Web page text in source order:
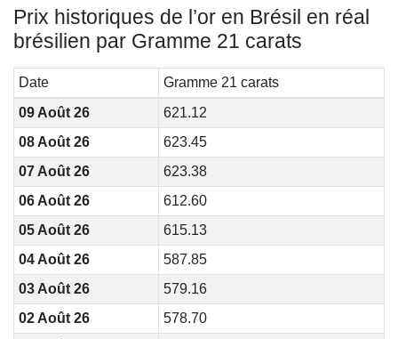
Prix historiques de l’or en Brésil en réal
brésilien par Gramme 21 carats
Date
Gramme 21 carats
09 Août 26
621.12
08 Août 26
623.45
07 Août 26
623.38
06 Août 26
612.60
05 Août 26
615.13
04 Août 26
587.85
03 Août 26
579.16
02 Août 26
578.70